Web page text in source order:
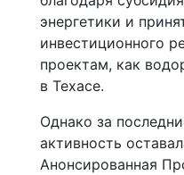
энергетики и
инвестиционного
проектам, как
в Техасе.
Однако за
активность
Анонсированная